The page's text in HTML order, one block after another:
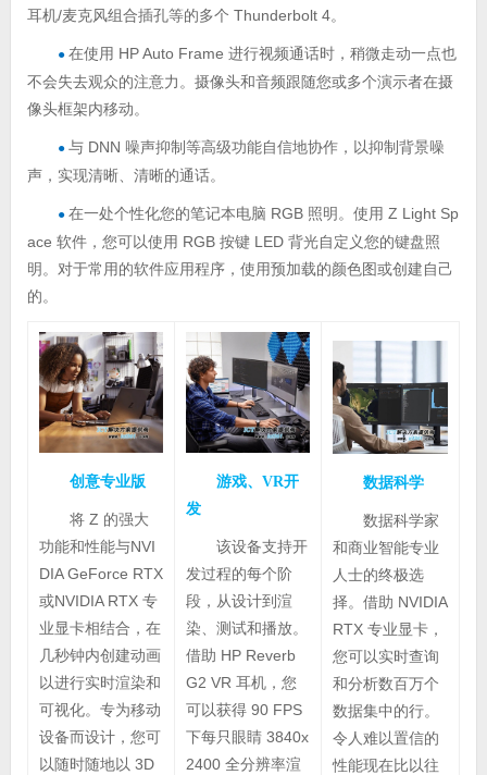
耳机/麦克风组合插孔等的多个 Thunderbolt 4。
● 在使用 HP Auto Frame 进行视频通话时，稍微走动一点也
不会失去观众的注意力。摄像头和音频跟随您或多个演示者在摄
像头框架内移动。
● 与 DNN 噪声抑制等高级功能自信地协作，以抑制背景噪
声，实现清晰、清晰的通话。
● 在一处个性化您的笔记本电脑 RGB 照明。使用 Z Light Sp
ace 软件，您可以使用 RGB 按键 LED 背光自定义您的键盘照
明。对于常用的软件应用程序，使用预加载的颜色图或创建自己
的。
创意专业版
将 Z 的强大
功能和性能与NVI
DIA GeForce RTX
或NVIDIA RTX 专
业显卡相结合，在
几秒钟内创建动画
以进行实时渲染和
可视化。专为移动
设备而设计，您可
以随时随地以 3D
游戏、VR开
发
该设备支持开
发过程的每个阶
段，从设计到渲
染、测试和播放。
借助 HP Reverb
G2 VR 耳机，您
可以获得 90 FPS
下每只眼睛 3840x
2400 全分辨率渲
数据科学
数据科学家
和商业智能专业
人士的终极选
择。借助 NVIDIA
RTX 专业显卡，
您可以实时查询
和分析数百万个
数据集中的行。
令人难以置信的
性能现在比以往